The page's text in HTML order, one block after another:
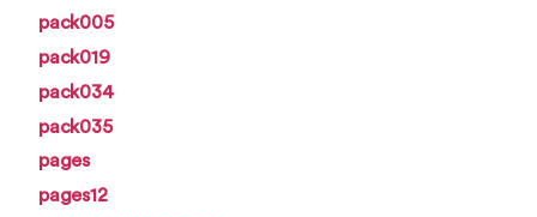
pack005
pack019
pack034
pack035
pages
pages12